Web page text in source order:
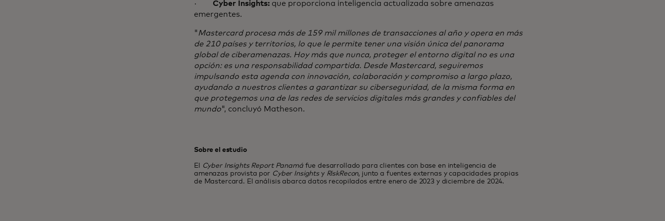
· Cyber Insights: que proporciona inteligencia actualizada sobre amenazas
emergentes.
" Mastercard procesa más de 159 mil millones de transacciones al año y opera en más
de 210 países y territorios, lo que le permite tener una visión única del panorama
global de ciberamenazas. Hoy más que nunca, proteger el entorno digital no es una
opción: es una responsabilidad compartida. Desde Mastercard, seguiremos
impulsando esta agenda con innovación, colaboración y compromiso a largo plazo,
ayudando a nuestros clientes a garantizar su ciberseguridad, de la misma forma en
que protegemos una de las redes de servicios digitales más grandes y confiables del
mundo", concluyó Matheson.
Sobre el estudio
El Cyber Insights Report Panamáfue desarrollado para clientes con base en inteligencia de
amenazas provista por Cyber Insightsy RiskRecon, junto a fuentes externas y capacidades propias
de Mastercard. El análisis abarca datos recopilados entre enero de 2023 y diciembre de 2024.